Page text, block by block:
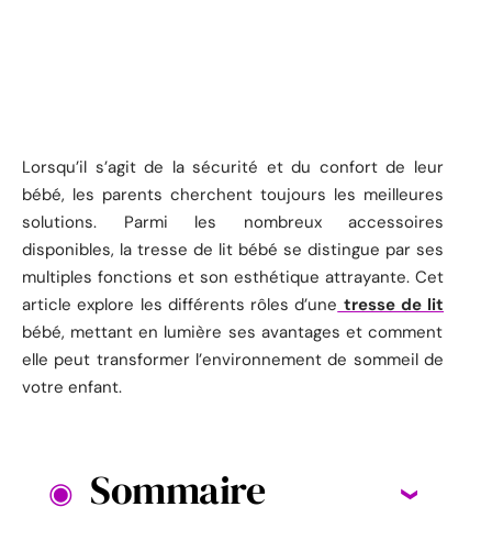
Lorsqu’il s’agit de la sécurité et du confort de leur
bébé, les parents cherchent toujours les meilleures
solutions. Parmi les nombreux accessoires
disponibles, la tresse de lit bébé se distingue par ses
multiples fonctions et son esthétique attrayante. Cet
article explore les différents rôles d’une tresse de lit
bébé, mettant en lumière ses avantages et comment
elle peut transformer l’environnement de sommeil de
votre enfant.
Sommaire